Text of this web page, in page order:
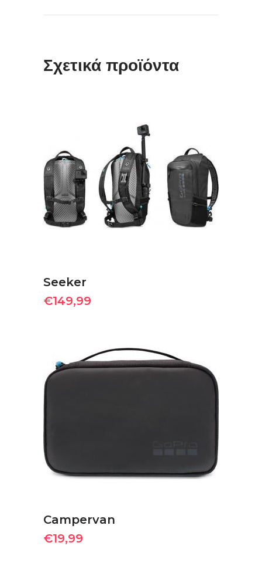
Σχετικά προϊόντα
ΠΡΟΣΘΉΚΗ ΣΤΟ ΚΑΛΆΘΙ
Seeker
€149,99
Campervan
€19,99